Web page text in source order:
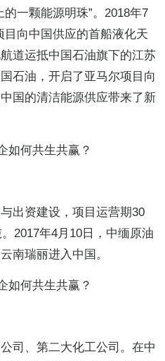
一颗能源明珠”。2018年7
目向中国供应的首船液化天
道运抵中国石油旗下的江苏
石油，开启了亚马尔项目向
国的清洁能源供应带来了新
出资建设，项目运营期30
2017年4月10日，中缅原油
南瑞丽进入中国。
司、第二大化工公司。在中